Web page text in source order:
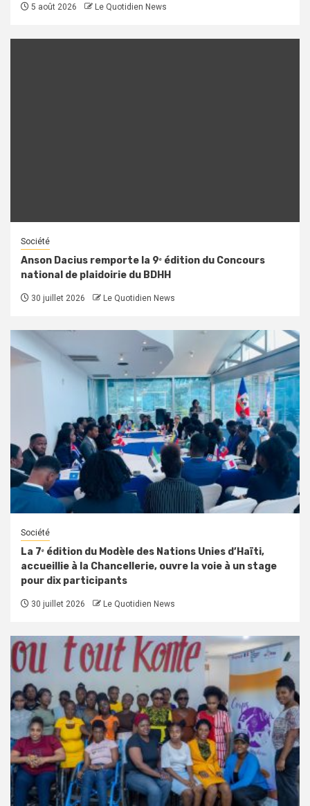
5 août 2026 Le Quotidien News
Société
Anson Dacius remporte la 9ᵉ édition du Concours
national de plaidoirie du BDHH
30 juillet 2026 Le Quotidien News
Société
La 7ᵉ édition du Modèle des Nations Unies d’Haïti,
accueillie à la Chancellerie, ouvre la voie à un stage
pour dix participants
30 juillet 2026 Le Quotidien News